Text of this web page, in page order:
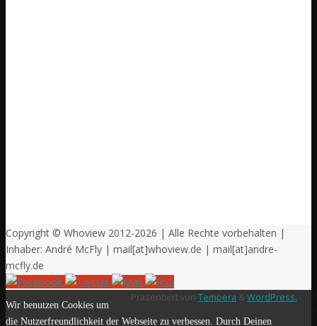
Copyright © Whoview 2012-2026 | Alle Rechte vorbehalten |
Inhaber: André McFly | mail[at]whoview.de | mail[at]andre-
mcfly.de
Präsentiert von Tempera & WordPress.
Wir benutzen Cookies um
die Nutzerfreundlichkeit der Webseite zu verbessen. Durch Deinen